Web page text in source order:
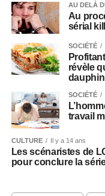
AU DELÀ
Au
sérial
SOCIÉTÉ
révèle
SOCIÉTÉ
travail
CULTURE Il y a 14 ans
Les scénaristes de
pour conclure la